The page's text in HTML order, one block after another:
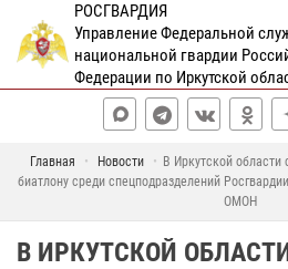
РОСГВАРДИЯ
Управление Федеральной
национальной гвардии
Федерации по Иркутской
Главная Новости
В Иркутской области
биатлону среди спецподразделений
ОМОН
В ИРКУТСКОЙ